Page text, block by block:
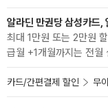
알라딘 만권당 삼성카드
최대 1만원 또는 2만원
급월 +1개월까지는 전월
카드/간편결제 할인 무